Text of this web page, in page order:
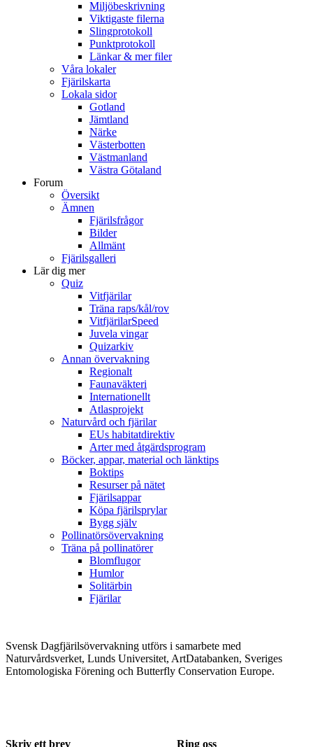
Miljöbeskrivning
Viktigaste filerna
Slingprotokoll
Punktprotokoll
Länkar & mer filer
Våra lokaler
Fjärilskarta
Lokala sidor
Gotland
Jämtland
Närke
Västerbotten
Västmanland
Västra Götaland
Forum
Översikt
Ämnen
Fjärilsfrågor
Bilder
Allmänt
Fjärilsgalleri
Lär dig mer
Quiz
Vitfjärilar
Träna raps/kål/rov
VitfjärilarSpeed
Juvela vingar
Quizarkiv
Annan övervakning
Regionalt
Faunaväkteri
Internationellt
Atlasprojekt
Naturvård och fjärilar
EUs habitatdirektiv
Arter med åtgärdsprogram
Böcker, appar, material och länktips
Boktips
Resurser på nätet
Fjärilsappar
Köpa fjärilsprylar
Bygg själv
Pollinatörsövervakning
Träna på pollinatörer
Blomflugor
Humlor
Solitärbin
Fjärilar
Svensk Dagfjärilsövervakning utförs i samarbete med
Naturvårdsverket, Lunds Universitet, ArtDatabanken, Sveriges
Entomologiska Förening och Butterfly Conservation Europe.
Skriv ett brev Ring oss